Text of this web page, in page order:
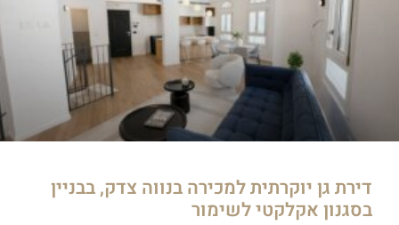
דירת גן יוקרתית למכירה בנווה צדק, בבניין
בסגנון אקלקטי לשימור